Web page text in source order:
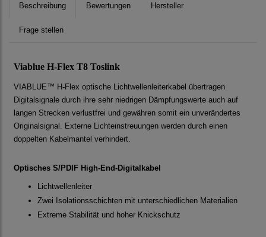
Beschreibung Bewertungen Hersteller
Frage stellen
Viablue H-Flex T8 Toslink
VIABLUE™ H-Flex optische Lichtwellenleiterkabel übertragen
Digitalsignale durch ihre sehr niedrigen Dämpfungswerte auch auf
langen Strecken verlustfrei und gewähren somit ein unverändertes
Originalsignal. Externe Lichteinstreuungen werden durch einen
doppelten Kabelmantel verhindert.
Optisches S/PDIF High-End-Digitalkabel
Lichtwellenleiter
Zwei Isolationsschichten mit unterschiedlichen Materialien
Extreme Stabilität und hoher Knickschutz